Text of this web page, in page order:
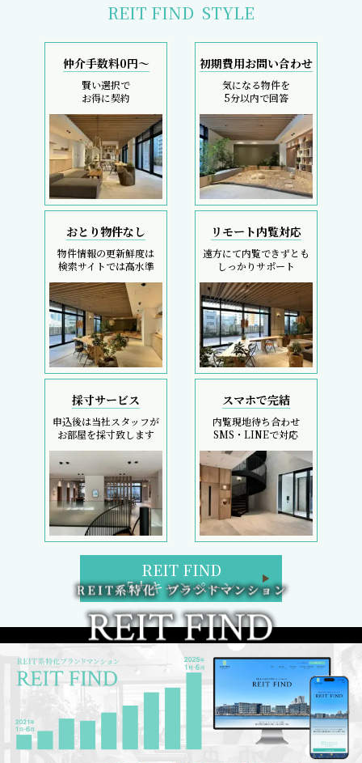
REIT FIND STYLE
仲介手数料0円～
賢い選択で
お得に契約
初期費用お問い合わせ
気になる物件を
5分以内で回答
おとり物件なし
物件情報の更新鮮度は
検索サイトでは高水準
リモート内覧対応
遠方にて内覧できずとも
しっかりサポート
採寸サービス
申込後は当社スタッフが
お部屋を採寸致します
スマホで完結
内覧現地待ち合わせ
SMS・LINEで対応
REIT FIND
5大キャンペーン